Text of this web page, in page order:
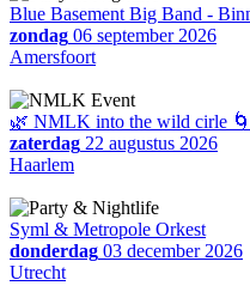
Blue Basement Big Band -
zondag 06 september 2026
Amersfoort
🌿 NMLK into the wild cirle 🌀
zaterdag 22 augustus 2026
Haarlem
Syml & Metropole Orkest
donderdag 03 december 2026
Utrecht